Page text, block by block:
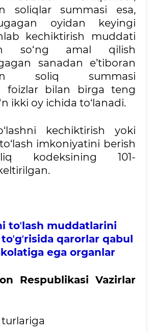
soliqlar summasi esa,
oyidan keyingi
kechiktirish muddati
so‘ng amal qilish
sanadan e’tiboran
soliq summasi
foizlar bilan birga teng
ikki oy ichida to‘lanadi.
kechiktirish yoki
imkoniyatini berish
kodeksining 101-
toʼlash muddatlarini
qarorlar qabul
ega organlar
Respublikasi Vazirlar